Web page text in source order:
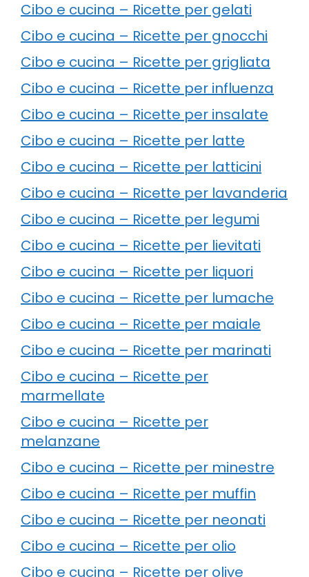
Cibo e cucina – Ricette per gelati
Cibo e cucina – Ricette per gnocchi
Cibo e cucina – Ricette per grigliata
Cibo e cucina – Ricette per influenza
Cibo e cucina – Ricette per insalate
Cibo e cucina – Ricette per latte
Cibo e cucina – Ricette per latticini
Cibo e cucina – Ricette per lavanderia
Cibo e cucina – Ricette per legumi
Cibo e cucina – Ricette per lievitati
Cibo e cucina – Ricette per liquori
Cibo e cucina – Ricette per lumache
Cibo e cucina – Ricette per maiale
Cibo e cucina – Ricette per marinati
Cibo e cucina – Ricette per
marmellate
Cibo e cucina – Ricette per
melanzane
Cibo e cucina – Ricette per minestre
Cibo e cucina – Ricette per muffin
Cibo e cucina – Ricette per neonati
Cibo e cucina – Ricette per olio
Cibo e cucina – Ricette per olive